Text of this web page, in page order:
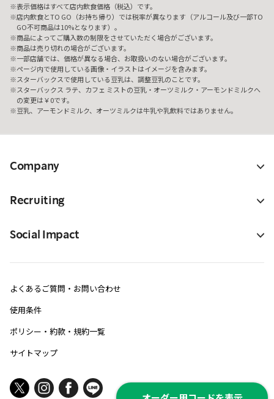
表示価格はすべて店内飲食価格（税込）です。
店内飲食とTO GO（お持ち帰り）では税率が異なります（アルコール及び一部TO
GO不可商品は10%となります）。
商品によってご購入数の制限をさせていただく場合がございます。
商品は売り切れの場合がございます。
一部店舗では、価格が異なる場合、お取扱いのない場合がございます。
ページ内で使用している画像・イラストはイメージを含みます。
スターバックスで使用している豆乳は、調整豆乳のことです。
スターバックス ラテ、カフェ ミストの豆乳・オーツミルク・アーモンドミルクへ
の変更は￥0です。
豆乳、アーモンドミルク、オーツミルクは牛乳や乳飲料ではありません。
Company
Recruiting
Social Impact
よくあるご質問・お問い合わせ
使用条件
ポリシー・約款・規約一覧
サイトマップ